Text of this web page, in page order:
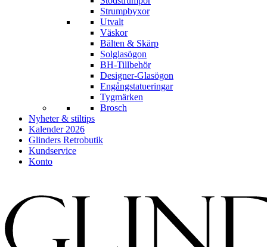
Strumpbyxor
Utvalt
Väskor
Bälten & Skärp
Solglasögon
BH-Tillbehör
Designer-Glasögon
Engångstatueringar
Tygmärken
Brosch
Nyheter & stiltips
Kalender 2026
Glinders Retrobutik
Kundservice
Konto